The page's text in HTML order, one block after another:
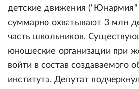
детские движения ("Юнармия"
суммарно охватывают 3 млн
часть школьников.
юношеские организации при
войти в состав создаваемого
института. Депутат